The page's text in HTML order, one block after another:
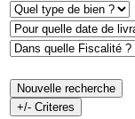
Nouvelle recherche
+/- Criteres